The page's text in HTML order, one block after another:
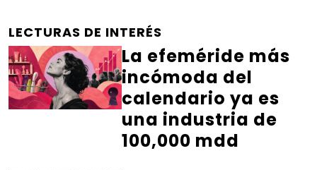
LECTURAS DE INTERÉS
La efeméride más
incómoda del
calendario ya es
una industria de
100,000 mdd